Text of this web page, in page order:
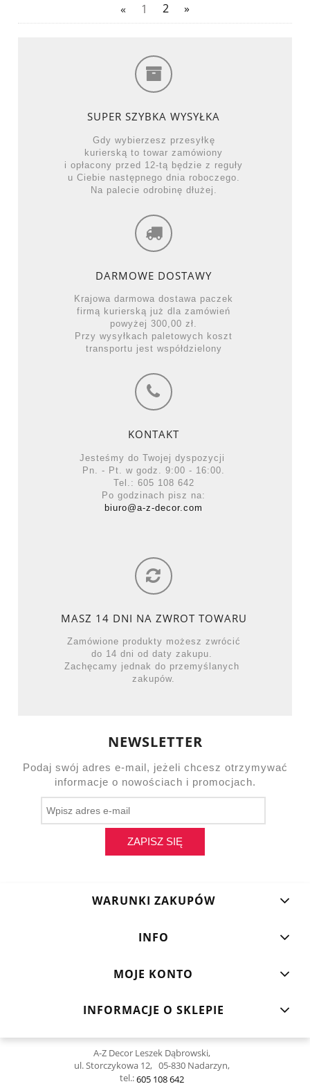
« 1 2 »
SUPER SZYBKA WYSYŁKA
Gdy wybierzesz przesyłkę
kurierską to towar zamówiony
i opłacony przed 12-tą będzie z reguły
u Ciebie następnego dnia roboczego.
Na palecie odrobinę dłużej.
DARMOWE DOSTAWY
Krajowa darmowa dostawa paczek
firmą kurierską już dla zamówień
powyżej 300,00 zł.
Przy wysyłkach paletowych koszt
transportu jest współdzielony
KONTAKT
Jesteśmy do Twojej dyspozycji
Pn. - Pt. w godz. 9:00 - 16:00.
Tel.: 605 108 642
Po godzinach pisz na:
biuro@a-z-decor.com
MASZ 14 DNI NA ZWROT TOWARU
Zamówione produkty możesz zwrócić
do 14 dni od daty zakupu.
Zachęcamy jednak do przemyślanych
zakupów.
NEWSLETTER
Podaj swój adres e-mail, jeżeli chcesz otrzymywać
informacje o nowościach i promocjach.
ZAPISZ SIĘ
WARUNKI ZAKUPÓW
INFO
MOJE KONTO
INFORMACJE O SKLEPIE
A-Z Decor Leszek Dąbrowski,
ul. Storczykowa 12, 05-830 Nadarzyn,
tel.:605 108 642